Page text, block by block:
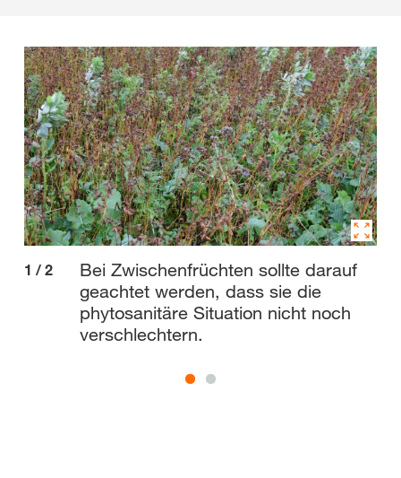
1 / 2
Bei Zwischenfrüchten sollte darauf
geachtet werden, dass sie die
phytosanitäre Situation nicht noch
verschlechtern.